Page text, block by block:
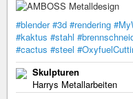
#blender #3d #rendering
#kaktus #stahl
#cactus #steel
Skulpturen
Harrys Metallarbeiten